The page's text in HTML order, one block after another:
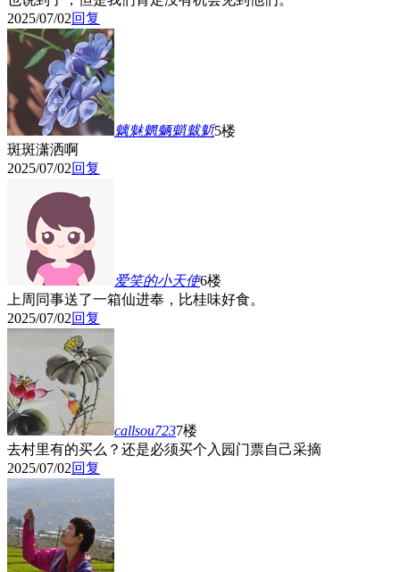
2025/07/02回复
魑魅魍魉魈魃鬿5楼
斑斑潇洒啊
2025/07/02回复
爱笑的小天使6楼
上周同事送了一箱仙进奉，比桂味好食。
2025/07/02回复
callsou7237楼
去村里有的买么？还是必须买个入园门票自己采摘
2025/07/02回复